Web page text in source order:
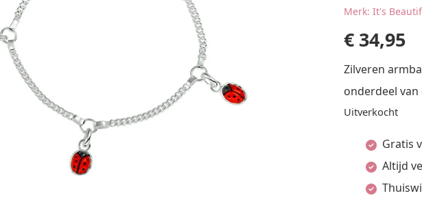
Merk: It's
€ 34,95
Zilveren
onderdeel van
Uitverkocht
Gratis
Altijd